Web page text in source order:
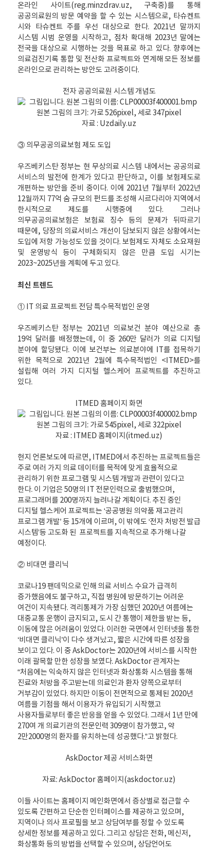
온라인 사이트(reg.minzdrav.uz, 구축중)를 통해
공공의료원의 방문 예약을 할 수 있는 시스템으로, 타슈켄트
시와 타슈켄트 주를 우선 대상으로 한다. 2021년 말까지
시스템 시범 운영을 시작하고, 점차 확대해 2023년 말에는
전국을 대상으로 시행하는 것을 목표로 하고 있다. 향후에는
의료검진기록 통합 및 전산화 프로젝트와 연계해 모든 정보를
온라인으로 관리하는 방안도 고려중이다.
전자 공공의료원 시스템 개념도
자료 : Uzdaily.uz
③ 의무공공의료보험 제도 도입
우즈베키스탄 정부는 현 무상의료 시스템 내에서는 공공의료
서비스의 발전에 한계가 있다고 판단하고, 이를 보험제도로
개편하는 방안을 준비 중이다. 이에 2021년 7월부터 2022년
12월까지 77억 숨 규모의 펀드를 조성해 시르다리아 지역에서
한시적으로 제도를 시행중에 있다. 그러나
의무공공의료보험은 보험료 징수 등의 문제가 뒤따르기
때문에, 당장의 의료서비스 개선이 담보되지 않은 상황에서는
도입에 저항 가능성도 있을 것이다. 보험제도 자체도 소요재원
및 운영방식 등이 구체화되지 않은 만큼 도입 시기는
2023~2025년을 계획에 두고 있다.
최신 트렌드
① IT 의료 프로젝트 전담 특수목적법인 운영
우즈베키스탄 정부는 2021년 의료보건 분야 예산으로 총
19억 달러를 배정했는데, 이 중 260만 달러가 의료 디지털
분야에 할당됐다. 이에 보건부는 의료분야에 IT를 접목하기
위한 목적으로 2021년 2월에 특수목적법인 <ITMED>를
설립해 여러 가지 디지털 헬스케어 프로젝트를 추진하고
있다.
ITMED 홈페이지 화면
자료 : ITMED 홈페이지(itmed.uz)
현지 언론보도에 따르면, ITMED에서 추진하는 프로젝트들은
주로 여러 가지 의료 데이터를 목적에 맞게 효율적으로
관리하기 위한 프로그램 및 시스템 개발과 관련이 있다고
한다. 이 기업은 50명의 IT 전문인력으로 출범했으며,
프로그래머를 200명까지 늘려나갈 계획이다. 추진 중인
디지털 헬스케어 프로젝트는 ‘공공병원 의약품 재고관리
프로그램 개발’ 등 15개에 이르며, 이 밖에도 ‘전자 처방전 발급
시스템’등 고도화 된 프로젝트를 지속적으로 추가해 나갈
예정이다.
② 비대면 클리닉
코로나19 팬데믹으로 인해 의료 서비스 수요가 급격히
증가했음에도 불구하고, 직접 병원에 방문하기는 어려운
여건이 지속됐다. 격리통제가 가장 심했던 2020년 여름에는
대중교통 운행이 금지되고, 도시 간 통행이 제한을 받는 등,
이동에 많은 어려움이 있었다. 이러한 국면에서 인터넷을 통한
‘비대면 클리닉’이 다수 생겨났고, 짧은 시간에 따른 성장을
보이고 있다. 이 중 AskDoctor는 2020년에 서비스를 시작한
이래 괄목할 만한 성장을 보였다. AskDoctor 관계자는
“처음에는 익숙하지 않은 인터넷과 화상통화 시스템을 통해
진료와 처방을 주고받는데 의료인과 환자 양쪽으로부터
거부감이 있었다. 하지만 이동이 전면적으로 통제된 2020년
여름을 기점을 해서 이용자가 유입되기 시작했고
사용자들로부터 좋은 반응을 얻을 수 있었다. 그래서 1년 만에
270여 개 의료기관의 전문인력 309명이 참가했고, 약
2만2000명의 환자를 유치하는데 성공했다.”고 밝혔다.
AskDoctor 제공 서비스화면
자료: AskDoctor 홈페이지(askdoctor.uz)
이들 사이트는 홈페이지 메인화면에서 증상별로 접근할 수
있도록 간편하고 단순한 인터페이스를 제공하고 있으며,
지역이나 의사 프로필을 보고 상담여부를 정할 수 있도록
상세한 정보를 제공하고 있다. 그리고 상담은 전화, 메신저,
화상통화 등의 방법을 선택할 수 있으며, 상담언어도